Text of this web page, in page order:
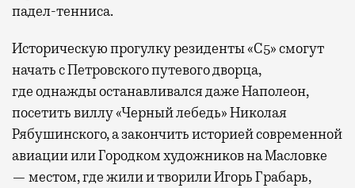
падел-тенниса.
Историческую прогулку резиденты «С5» смогут
начать с Петровского путевого дворца,
гдеоднажды останавливался даже Наполеон,
посетить виллу «Черный лебедь» Николая
Рябушинского, а закончить историей современной
авиации или Городком художников на Масловке
— местом, где жили и творили Игорь Грабарь,